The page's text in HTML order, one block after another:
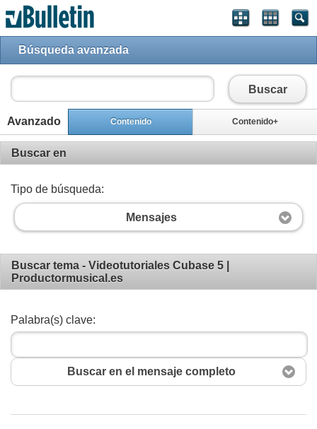
Búsqueda avanzada
Buscar
Avanzado Contenido Contenido+
Buscar en
Tipo de búsqueda:
Mensajes
Buscar tema - Videotutoriales Cubase 5 |
Productormusical.es
Palabra(s) clave:
Buscar en el mensaje completo